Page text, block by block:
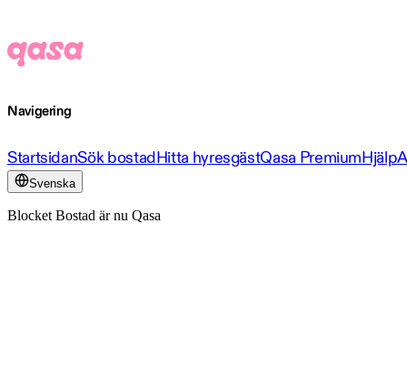
Navigering
StartsidanSök bostadHitta hyresgästQasa PremiumHjälp
Svenska
Blocket Bostad är nu Qasa